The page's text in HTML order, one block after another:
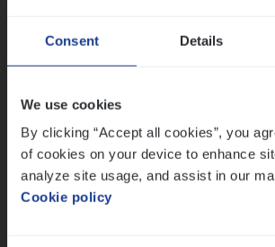
Consent Details
We use cookies
By clicking “Accept all cookies”, you
of cookies on your device to enhance
analyze site usage, and assist in our
Cookie policy
Ons sollicitatieproces